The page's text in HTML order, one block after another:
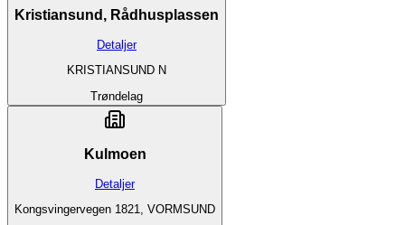
Kristiansund, Rådhusplassen
Detaljer
KRISTIANSUND N
Trøndelag
Kulmoen
Detaljer
Kongsvingervegen 1821, VORMSUND